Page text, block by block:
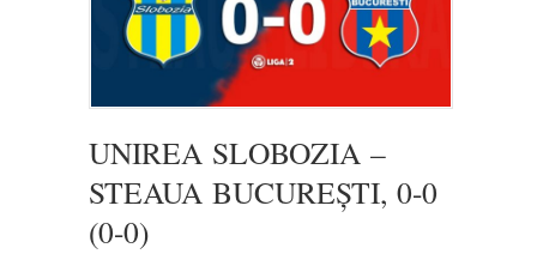
UNIREA SLOBOZIA –
STEAUA BUCUREȘTI, 0-0
(0-0)